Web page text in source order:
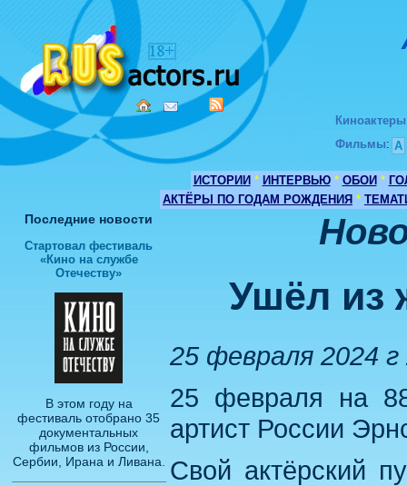
Киноактеры
Фильмы: А
ИСТОРИИ * ИНТЕРВЬЮ * ОБОИ *
АКТЁРЫ ПО ГОДАМ РОЖДЕНИЯ *
Последние новости
Стартовал фестиваль
«Кино на службе
Отечеству»
В этом году на
фестиваль отобрано 35
документальных
фильмов из России,
Сербии, Ирана и Ливана.
Ушёл из
25 февраля 2024 г
25 февраля на
артист России
Свой актёрский